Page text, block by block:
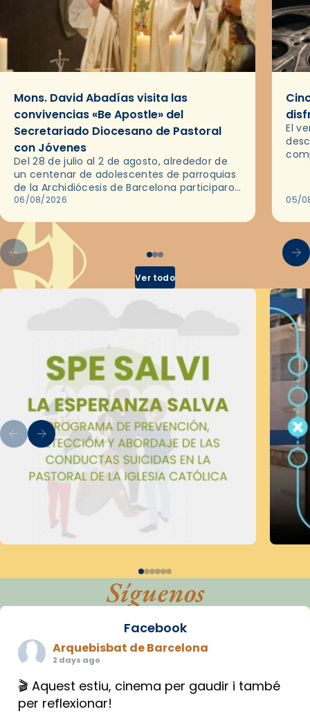
Mons. David Abadías visita las
convivencias «Be Apostle» del
Secretariado Diocesano de Pastoral
con Jóvenes
Del 28 de julio al 2 de agosto, alrededor de
un centenar de adolescentes de parroquias
de la Archidiócesis de Barcelona participaron
en las convivencias Be Apostle, organizadas
06/08/2026
El
05/
Ver todo
Síguenos
Facebook
Arquebisbat de Barcelona
2 days ago
🎬 Aquest estiu, cinema per gaudir i també
per reflexionar!